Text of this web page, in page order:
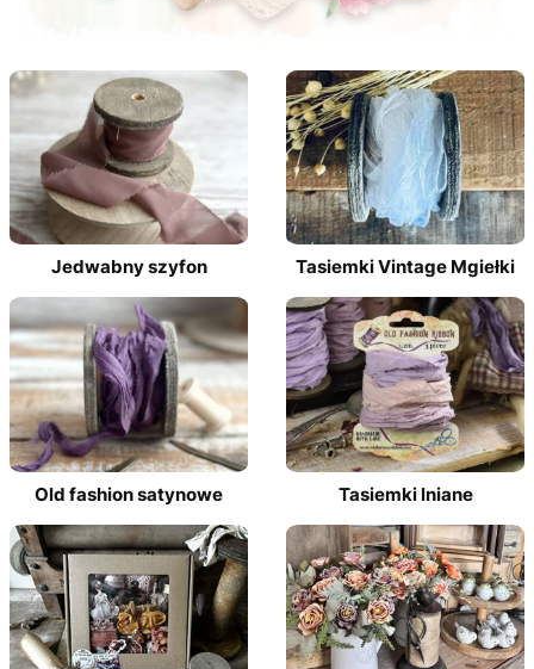
Jedwabny szyfon Tasiemki Vintage Mgiełki
Old fashion satynowe Tasiemki lniane